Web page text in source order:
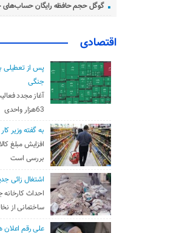
گوگل حجم حافظه رایگان حساب‌های
اقتصادی
پس از تعطیلی
جنگی
آغاز مجدد
63هزار واحدی
به گفته وزیر کار
افزایش مبلغ
بررسی است
اشتغال زائی
احداث کارخانه
ساختمانی از
علی رقم اعلان